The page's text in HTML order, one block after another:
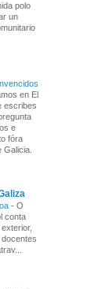
polo
un
en El
escribes
e
fóra
Galicia.
- O
conta